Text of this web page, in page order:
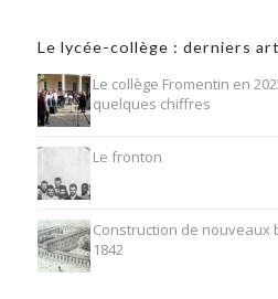
Le lycée-collège : derniers
Le collège Fromentin en
quelques chiffres
Le fronton
Construction de nouveaux
1842